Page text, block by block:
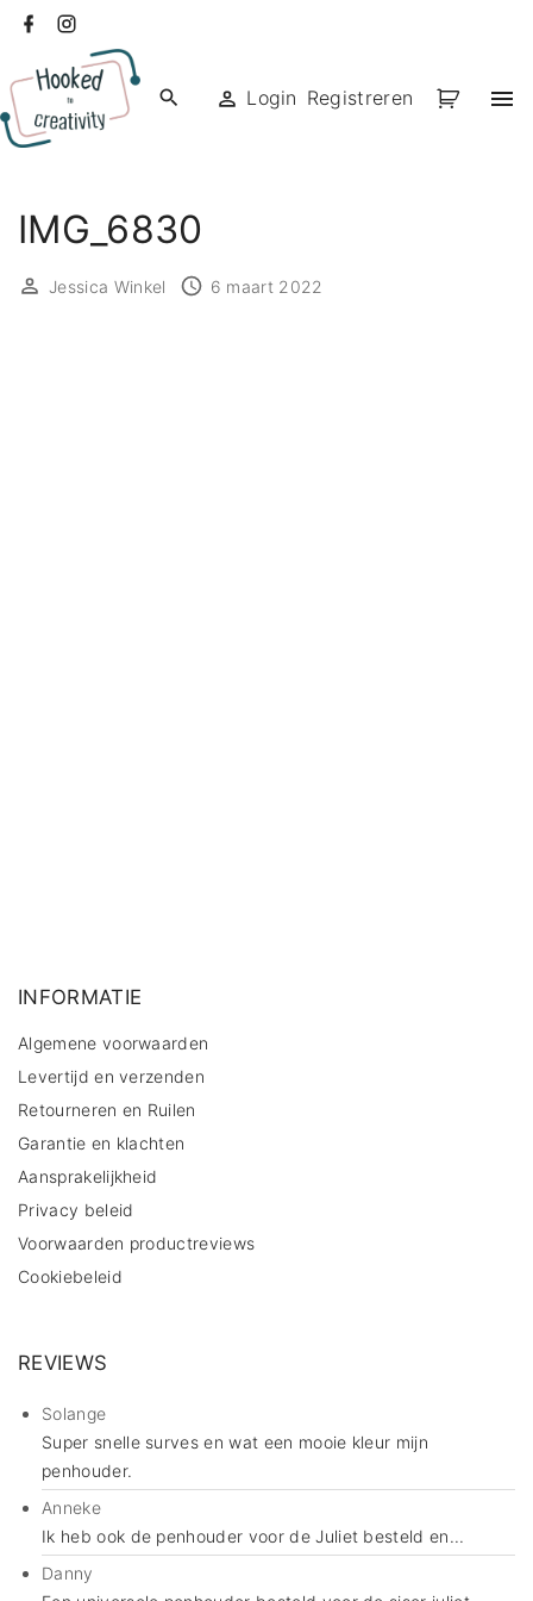
de
inhoud
facebook
Login Registreren
IMG_6830
Jessica Winkel 6 maart 2022
INFORMATIE
Algemene voorwaarden
Levertijd en verzenden
Retourneren en Ruilen
Garantie en klachten
Aansprakelijkheid
Privacy beleid
Voorwaarden productreviews
Cookiebeleid
REVIEWS
Solange
Super snelle surves en wat een mooie kleur mijn
penhouder.
Anneke
Ik heb ook de penhouder voor de Juliet besteld en...
Danny